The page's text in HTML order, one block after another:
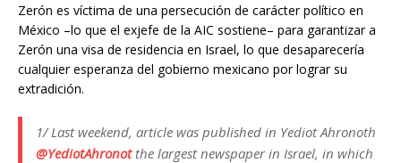
Zerón es víctima de una persecución de carácter político en
México –lo que el exjefe de la AIC sostiene– para garantizar a
Zerón una visa de residencia en Israel, lo que desaparecería
cualquier esperanza del gobierno mexicano por lograr su
extradición.
1/ Last weekend, article was published in Yediot Ahronoth
@YediotAhronotthe largest newspaper in Israel, in which